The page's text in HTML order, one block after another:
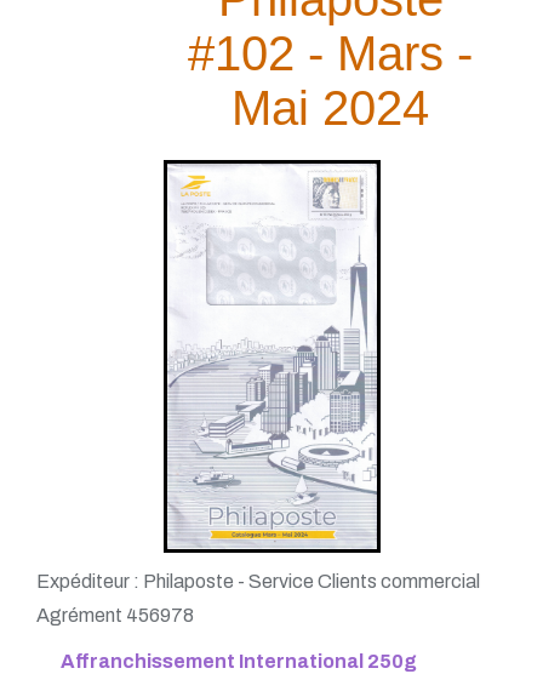
PàP - Mars 2020
PàP - Janvier 2020
#102 - Mars -
Mai 2024
Expéditeur : Philaposte - Service Clients commercial
Agrément 456978
Affranchissement International 250g